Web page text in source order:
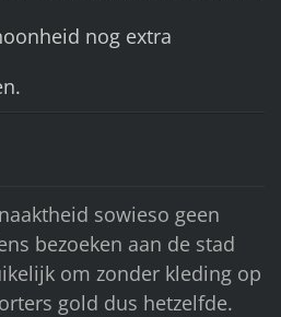
nog extra
sowieso geen
bezoeken aan de stad
om zonder kleding op
gold dus hetzelfde.